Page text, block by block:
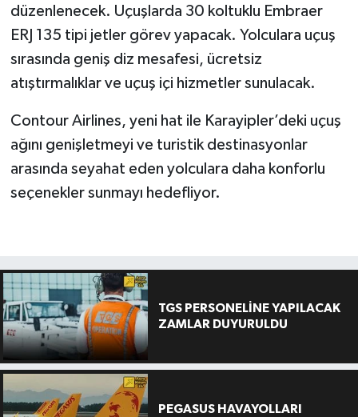
düzenlenecek. Uçuşlarda 30 koltuklu Embraer
ERJ 135 tipi jetler görev yapacak. Yolculara uçuş
sırasında geniş diz mesafesi, ücretsiz
atıştırmalıklar ve uçuş içi hizmetler sunulacak.
Contour Airlines, yeni hat ile Karayipler’deki uçuş
ağını genişletmeyi ve turistik destinasyonlar
arasında seyahat eden yolculara daha konforlu
seçenekler sunmayı hedefliyor.
TGS PERSONELİNE YAPILACAK
ZAMLAR DUYURULDU
PEGASUS HAVAYOLLARI